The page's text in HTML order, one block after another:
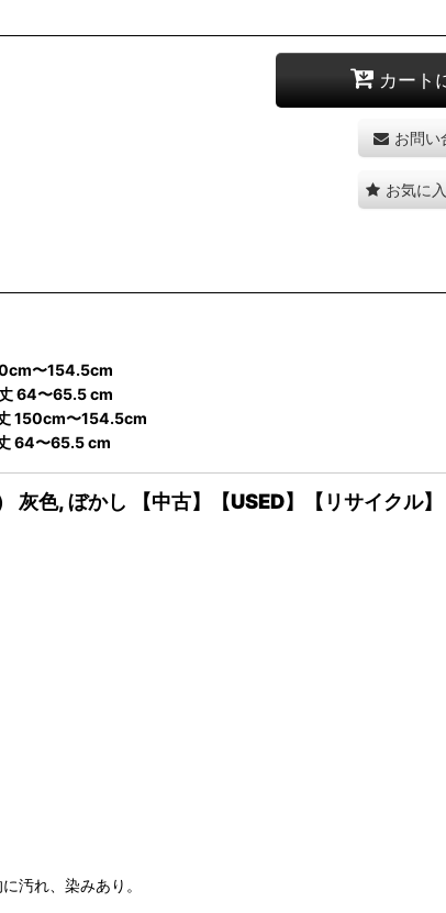
カート
お問い
お気に
〜154.5cm
64〜65.5 cm
150cm〜154.5cm
64〜65.5 cm
灰色, ぼかし 【中古】【USED】【リサイ
汚れ、染みあり。